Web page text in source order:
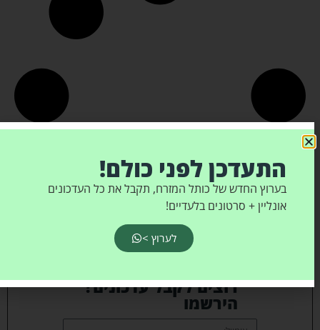
רוצים לקבל עדכונים?
הירשמו
התעדכן לפני כולם!
בערוץ החדש של כותל המזרח, תקבל את כל העדכונים
אונליין + סרטונים בלעדיים!
לערוץ >